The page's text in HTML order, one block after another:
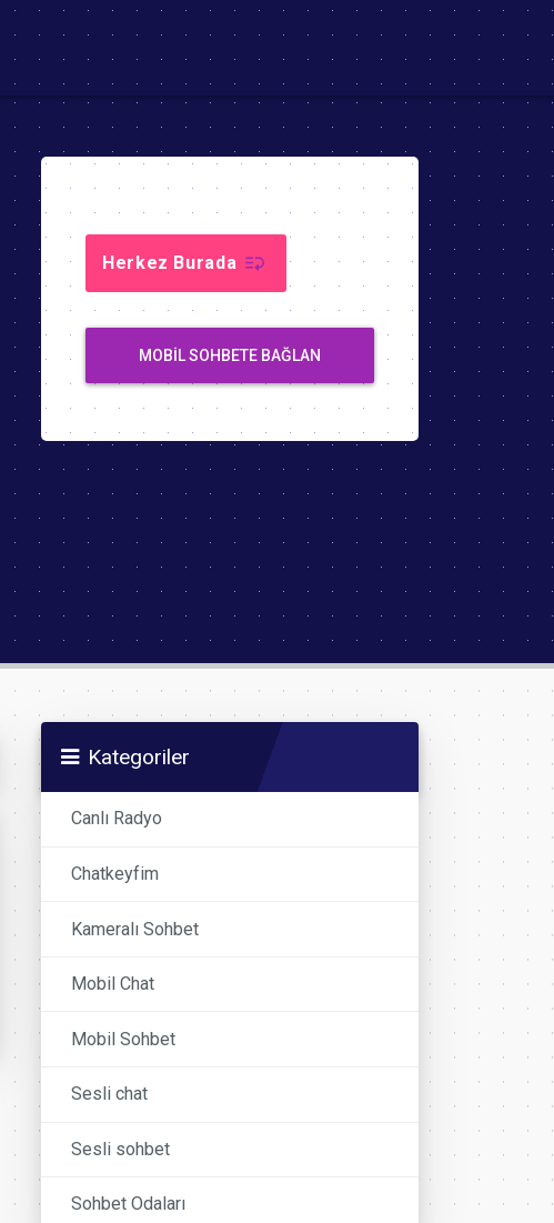
Herkez Burada
MOBIL SOHBETE BAĞLAN
Kategoriler
Canlı Radyo
Chatkeyfim
Kameralı Sohbet
Mobil Chat
Mobil Sohbet
Sesli chat
Sesli sohbet
Sohbet Odaları